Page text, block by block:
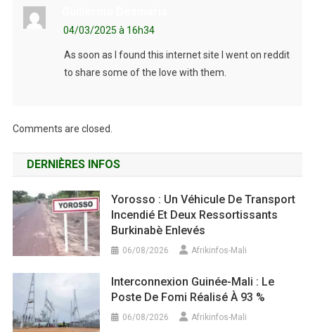
04/03/2025 à 16h34
As soon as I found this internet site I went on reddit
to share some of the love with them.
Comments are closed.
DERNIÈRES INFOS
Yorosso : Un Véhicule De Transport
Incendié Et Deux Ressortissants
Burkinabè Enlevés
06/08/2026 Afrikinfos-Mali
Interconnexion Guinée-Mali : Le
Poste De Fomi Réalisé À 93 %
06/08/2026 Afrikinfos-Mali